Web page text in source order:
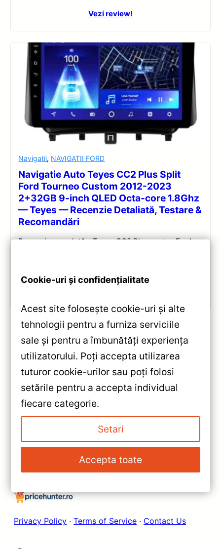
Vezi review!
Navigatii, NAVIGATII FORD
Navigatie Auto Teyes CC2 Plus Split
Ford Tourneo Custom 2012-2023
2+32GB 9-inch QLED Octa-core 1.8Ghz
— Teyes — Recenzie Detaliată, Testare &
Recomandări
Recenzie completă a Teyes CC2 Plus pentru Ford
«Navigatie Auto Teyes X1 9”
pentru Chevrolet Spark M300
— Recenzie Detaliată, Testare &
Recomandări
Navigație Auto Teyes CC3
Chevrolet Spark M300 2009-
2016 6+128GB 9″ QLED Octa-
core 1.8GHz — Recenzie
Detaliată, Testare &
Recomandări
Privacy Policy · Terms of Service · Contact Us
Cookie-uri și confidențialitate
Acest site folosește cookie-uri și alte
tehnologii pentru a furniza serviciile
sale și pentru a îmbunătăți experiența
utilizatorului. Poți accepta utilizarea
tuturor cookie-urilor sau poți folosi
setările pentru a accepta individual
fiecare categorie.
Setari
Accepta toate